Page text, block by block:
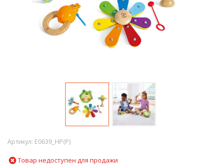
Артикул: E0639_HP(P)
Товар недоступен для продажи